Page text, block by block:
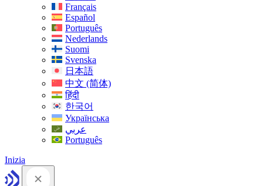
Français
Español
Português
Nederlands
Suomi
Svenska
日本語
中文 (简体)
हिंदी
한국어
Українська
عربي
Português
Inizia